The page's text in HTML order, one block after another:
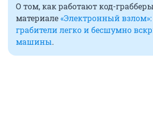
О том, как работают код-
материале«Электронный
грабители легко и бесшумно
машины.